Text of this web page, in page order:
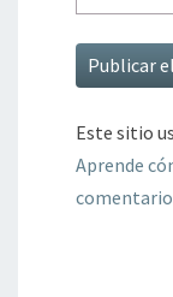
Este sitio
Aprende